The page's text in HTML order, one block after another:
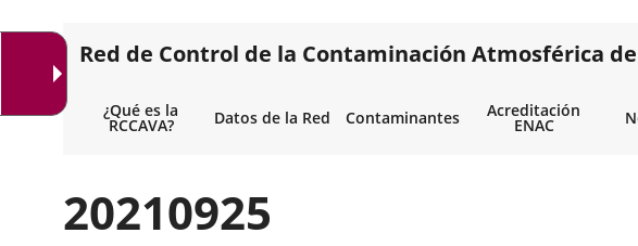
Red de Control de la Contaminación Atmosférica
¿Qué es la
RCCAVA? Datos de la Red Contaminantes Acreditación
ENAC
20210925